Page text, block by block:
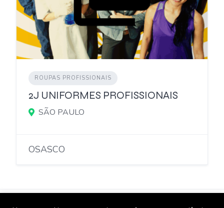
ROUPAS PROFISSIONAIS
2J UNIFORMES PROFISSIONAIS
SÃO PAULO
OSASCO